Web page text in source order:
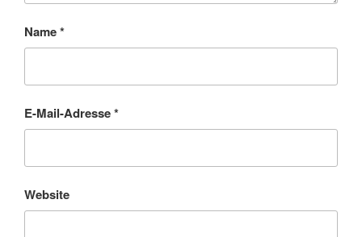
Name*
E-Mail-Adresse*
Website